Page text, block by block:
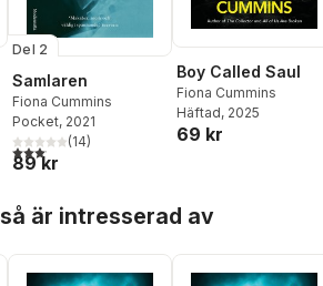
antal röster:
Del 2
Samlaren
Fiona Cummins
Pocket, 2021
3,1utav 5 stjärnor. Totalt antal röster:
(14)
89 kr
Boy Called Saul
Fiona Cummins
Häftad, 2025
69 kr
är intresserad av